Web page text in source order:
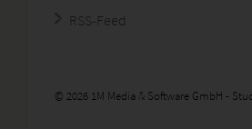
RSS-Feed
© 2026 1M Media & Software GmbH -